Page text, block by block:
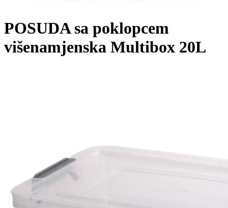
POSUDA sa poklopcem
višenamjenska Multibox 20L